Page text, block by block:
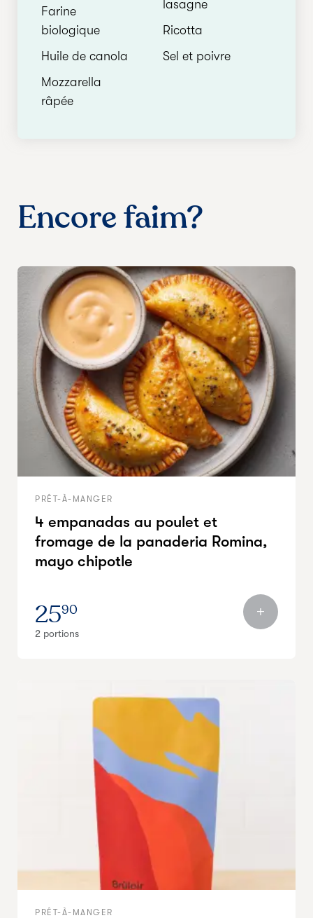
Farine
biologique
Huile de canola
Mozzarella
râpée
lasagne
Ricotta
Sel et poivre
Encore faim?
PRÊT-À-MANGER
4 empanadas au poulet et
fromage de la panaderia Romina,
mayo chipotle
2590
2 portions
PRÊT-À-MANGER